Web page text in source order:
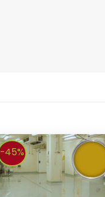
-45%